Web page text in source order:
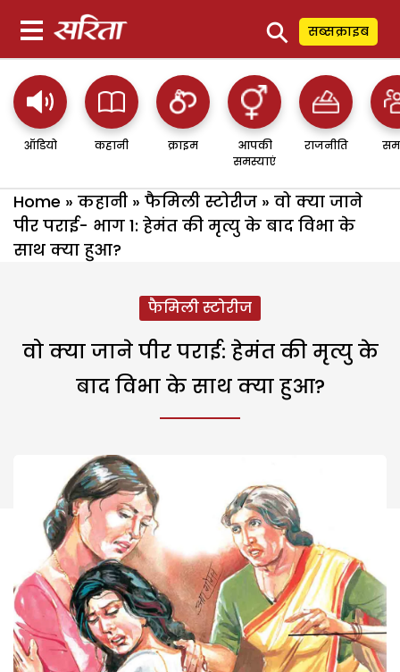
⚲ सब्सक्राइब
ऑडियो कहानी क्राइम
आपकी
समस्याएं
राजनीति
Home » कहानी » फैमिली स्टोरीज » वो क्या जाने
पीर पराई- भाग 1: हेमंत की मृत्यु के बाद विभा के
साथ क्या हुआ?
फैमिली स्टोरीज
वो क्या जाने पीर पराई: हेमंत की मृत्यु के
बाद विभा के साथ क्या हुआ?